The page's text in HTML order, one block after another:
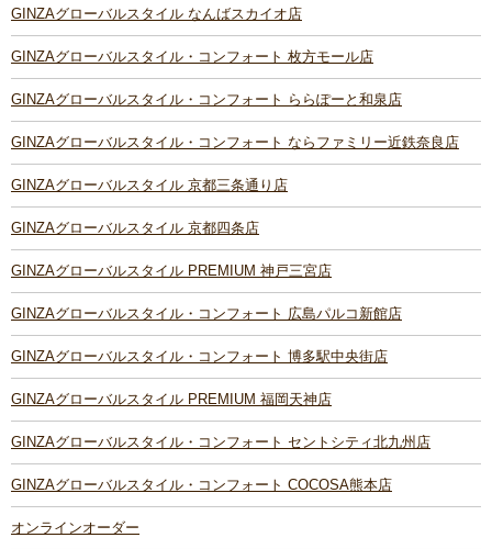
GINZAグローバルスタイル なんばスカイオ店
GINZAグローバルスタイル・コンフォート 枚方モール店
GINZAグローバルスタイル・コンフォート ららぽーと和泉店
GINZAグローバルスタイル・コンフォート ならファミリー近鉄奈良店
GINZAグローバルスタイル 京都三条通り店
GINZAグローバルスタイル 京都四条店
GINZAグローバルスタイル PREMIUM 神戸三宮店
GINZAグローバルスタイル・コンフォート 広島パルコ新館店
GINZAグローバルスタイル・コンフォート 博多駅中央街店
GINZAグローバルスタイル PREMIUM 福岡天神店
GINZAグローバルスタイル・コンフォート セントシティ北九州店
GINZAグローバルスタイル・コンフォート COCOSA熊本店
オンラインオーダー